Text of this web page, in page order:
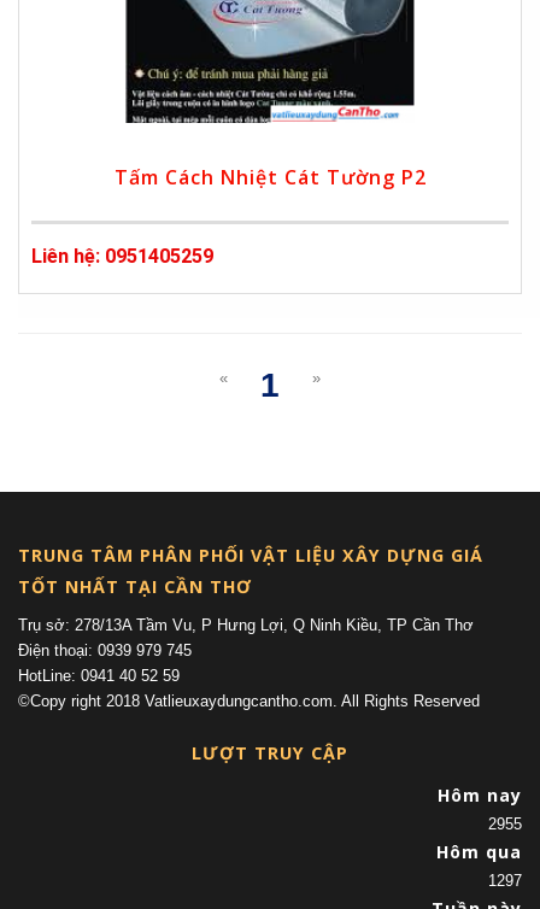
Tấm Cách Nhiệt Cát Tường P2
Liên hệ: 0951405259
«
1
»
TRUNG TÂM PHÂN PHỐI VẬT LIỆU XÂY DỰNG GIÁ
TỐT NHẤT TẠI CẦN THƠ
Trụ sở: 278/13A Tầm Vu, P Hưng Lợi, Q Ninh Kiều, TP Cần Thơ
Điện thoại: 0939 979 745
HotLine: 0941 40 52 59
©Copy right 2018 Vatlieuxaydungcantho.com. All Rights Reserved
LƯỢT TRUY CẬP
Hôm nay
2955
Hôm qua
1297